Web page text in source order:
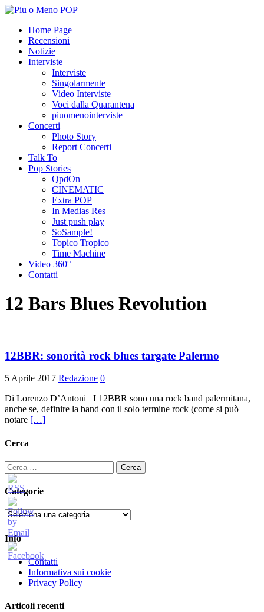
Home Page
Recensioni
Notizie
Interviste
Interviste
Singolarmente
Video Interviste
Voci dalla Quarantena
piuomenointerviste
Concerti
Photo Story
Report Concerti
Talk To
Pop Stories
QpdOn
CINEMATIC
Extra POP
In Medias Res
Just push play
SoSample!
Topico Tropico
Time Machine
Video 360°
Contatti
12 Bars Blues Revolution
12BBR: sonorità rock blues targate Palermo
5 Aprile 2017 Redazione 0
Di Lorenzo D’Antoni I 12BBR sono una rock band palermitana,
anche se, definire la band con il solo termine rock (come si può
notare […]
Cerca
Ricerca
per:
Categorie
Categorie
Info
Contatti
Informativa sui cookie
Privacy Policy
Articoli recenti